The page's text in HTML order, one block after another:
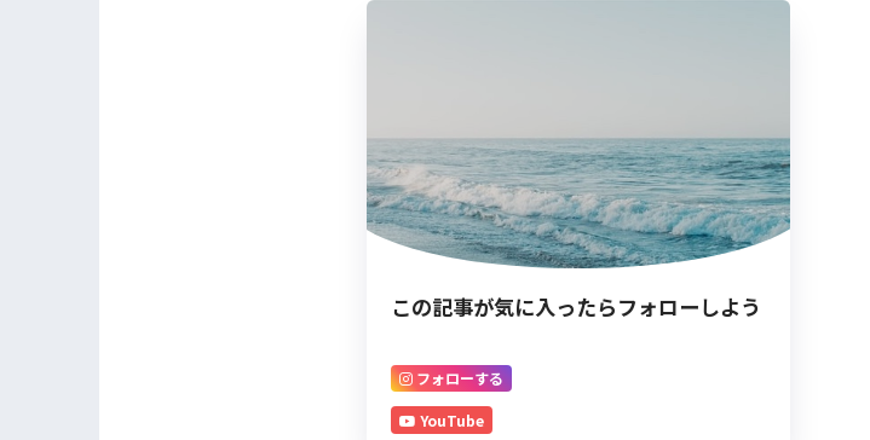
この記事が気に入ったらフォローしよう
フォローする
YouTube